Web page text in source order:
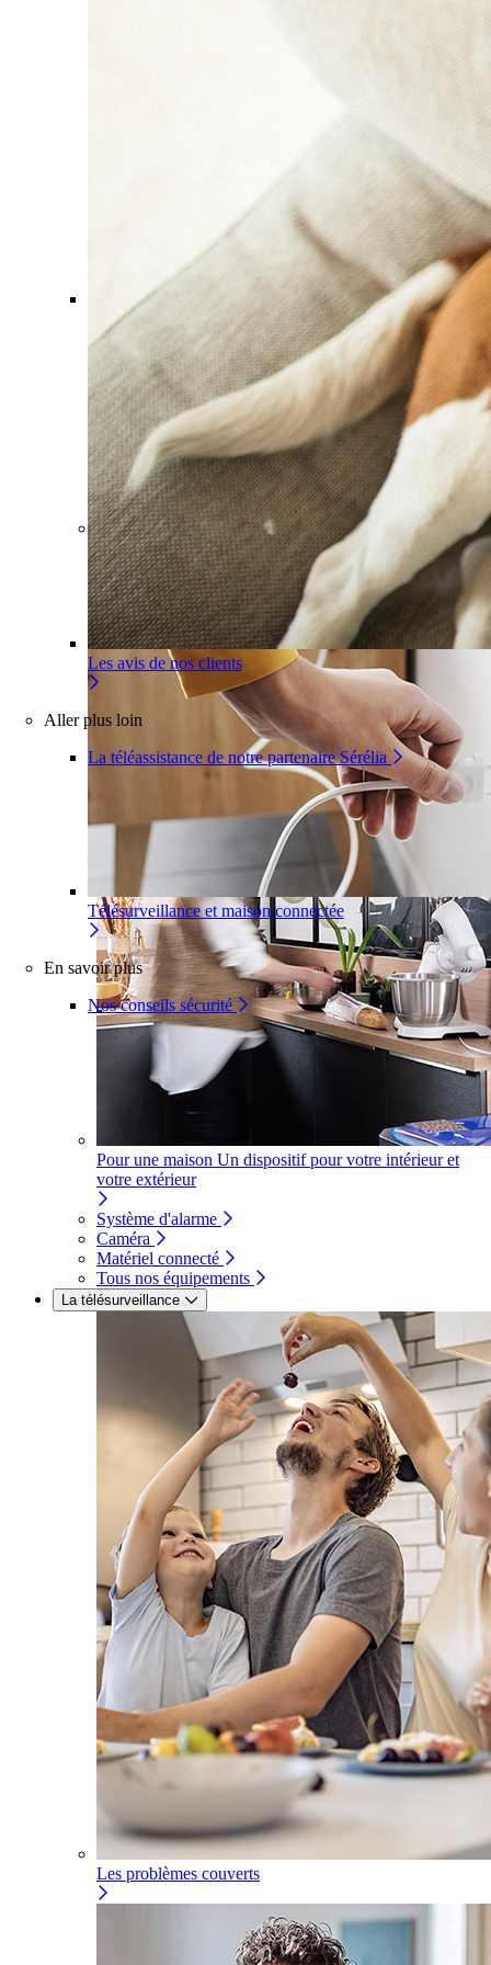
Comment ça marche ?
Télésurveillance et maison connectée
En savoir plus
Nos conseils sécurité
Les avis de nos clients
Aller plus loin
La téléassistance de notre partenaire Sérélia
Pour un appartement Une installation adaptée à votre
intérieur
Pour une maison Un dispositif pour votre intérieur et
votre extérieur
Système d'alarme
Caméra
Matériel connecté
Tous nos équipements
La télésurveillance
Les problèmes couverts